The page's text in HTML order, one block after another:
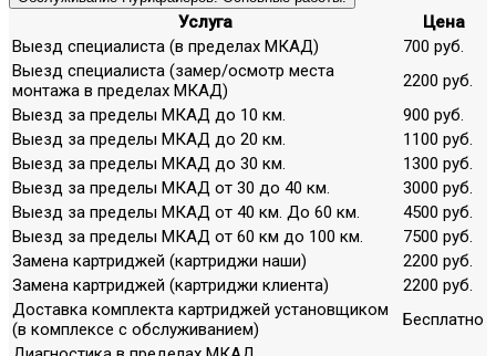
Услуга
Цена
Выезд специалиста (в пределах МКАД)
700 руб.
Выезд специалиста (замер/осмотр места
монтажа в пределах МКАД)
2200 руб.
Выезд за пределы МКАД до 10 км.
900 руб.
Выезд за пределы МКАД до 20 км.
1100 руб.
Выезд за пределы МКАД до 30 км.
1300 руб.
Выезд за пределы МКАД от 30 до 40 км.
3000 руб.
Выезд за пределы МКАД от 40 км. До 60 км.
4500 руб.
Выезд за пределы МКАД от 60 км до 100 км.
7500 руб.
Замена картриджей (картриджи наши)
2200 руб.
Замена картриджей (картриджи клиента)
2200 руб.
Доставка комплекта картриджей установщиком
(в комплексе с обслуживанием)
Бесплатно